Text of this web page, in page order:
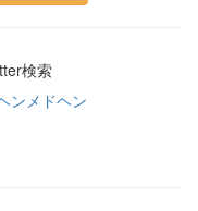
検索
ンメドヘン